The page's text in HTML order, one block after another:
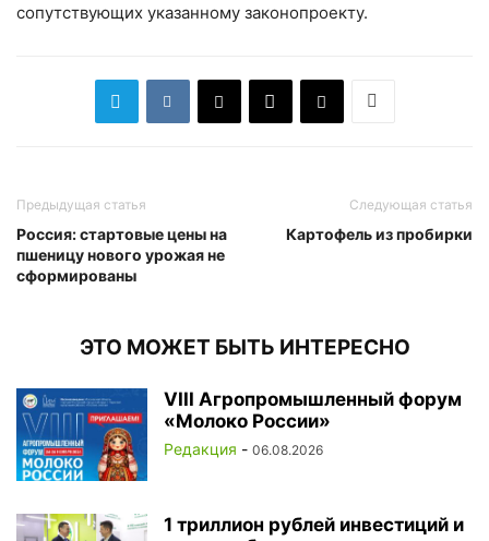
сопутствующих указанному законопроекту.
Предыдущая статья
Россия: стартовые цены на
пшеницу нового урожая не
сформированы
Следующая статья
Картофель из пробирки
ЭТО МОЖЕТ БЫТЬ ИНТЕРЕСНО
VIII Агропромышленный форум
«Молоко России»
Редакция - 06.08.2026
1 триллион рублей инвестиций и